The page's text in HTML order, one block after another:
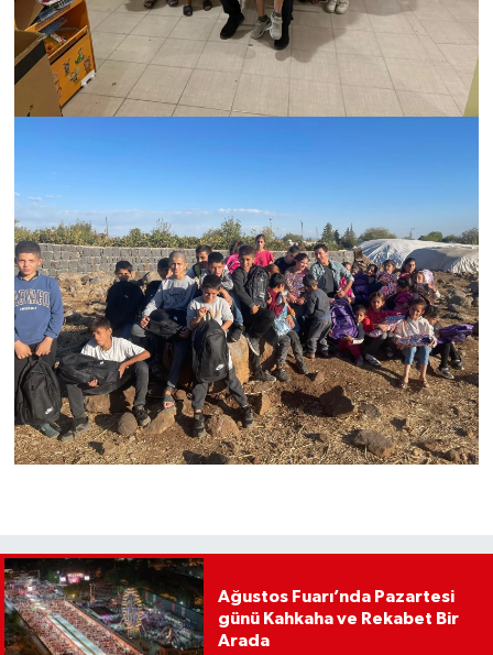
Ağustos Fuarı’nda Pazartesi
günü Kahkaha ve Rekabet Bir
Arada